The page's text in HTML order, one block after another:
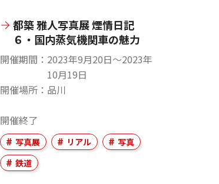
都築 雅人写真展 煙情日記
６・国内蒸気機関車の魅力
開催期間
2023年9月20日〜2023年
10月19日
開催場所
品川
開催終了
写真展 リアル
写真
鉄道